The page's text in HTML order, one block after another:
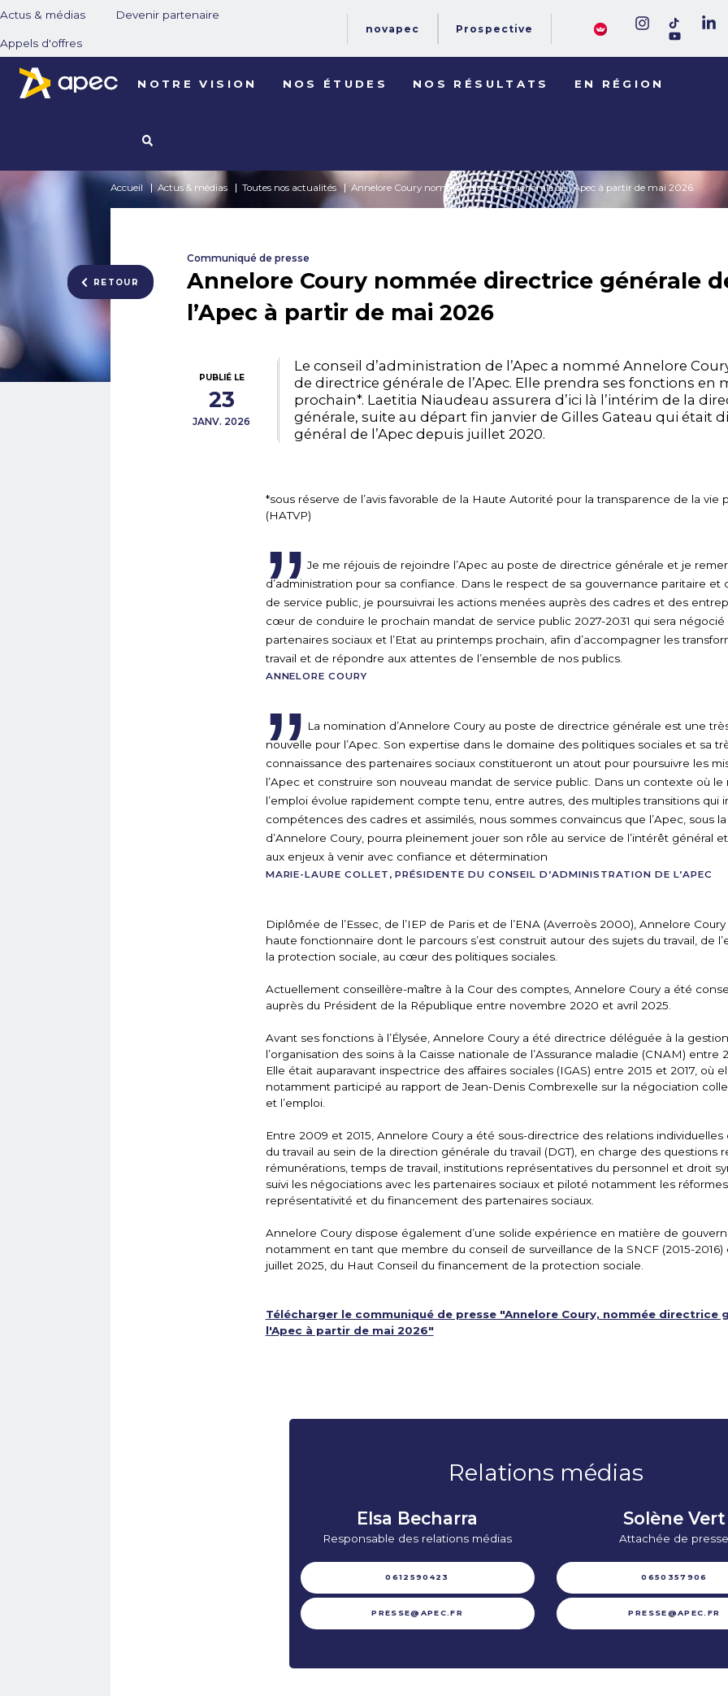
Actus & médias Devenir partenaire
Appels d'offres
novapec Prospective
NOTRE VISION NOS ÉTUDES NOS RÉSULTATS EN RÉGION
Accueil Actus & médias Toutes nos actualités Annelore Coury nommée directrice générale de l’Apec à partir de mai 2026
RETOUR
Communiqué de presse
Annelore Coury nommée directrice générale
l’Apec à partir de mai 2026
PUBLIÉ LE
23
JANV. 2026
Le conseil d’administration de l’Apec a nommé Annelore
de directrice générale de l’Apec. Elle prendra ses fonctions en
prochain*. Laetitia Niaudeau assurera d’ici là l’intérim de la
générale, suite au départ fin janvier de Gilles Gateau qui était
général de l’Apec depuis juillet 2020.
*sous réserve de l’avis favorable de la Haute Autorité pour la transparence de la vie
(HATVP)
Je me réjouis de rejoindre l’Apec au poste de directrice générale et je
d’administration pour sa confiance. Dans le respect de sa gouvernance paritaire et
de service public, je poursuivrai les actions menées auprès des cadres et des
cœur de conduire le prochain mandat de service public 2027-2031 qui sera
partenaires sociaux et l’Etat au printemps prochain, afin d’accompagner les
travail et de répondre aux attentes de l’ensemble de nos publics.
ANNELORE COURY
La nomination d’Annelore Coury au poste de directrice générale est une
nouvelle pour l’Apec. Son expertise dans le domaine des politiques sociales et sa
connaissance des partenaires sociaux constitueront un atout pour poursuivre les
l’Apec et construire son nouveau mandat de service public. Dans un contexte où le
l’emploi évolue rapidement compte tenu, entre autres, des multiples transitions qui
compétences des cadres et assimilés, nous sommes convaincus que l’Apec, sous
d’Annelore Coury, pourra pleinement jouer son rôle au service de l’intérêt général
aux enjeux à venir avec confiance et détermination
MARIE-LAURE COLLET, PRÉSIDENTE DU CONSEIL D’ADMINISTRATION DE L’APEC
Diplômée de l’Essec, de l’IEP de Paris et de l’ENA (Averroès 2000), Annelore
haute fonctionnaire dont le parcours s’est construit autour des sujets du travail, de
la protection sociale, au cœur des politiques sociales.
Actuellement conseillère-maître à la Cour des comptes, Annelore Coury a été
auprès du Président de la République entre novembre 2020 et avril 2025.
Avant ses fonctions à l’Élysée, Annelore Coury a été directrice déléguée à la
l’organisation des soins à la Caisse nationale de l’Assurance maladie (CNAM) entre
Elle était auparavant inspectrice des affaires sociales (IGAS) entre 2015 et 2017, où
notamment participé au rapport de Jean-Denis Combrexelle sur la négociation
et l’emploi.
Entre 2009 et 2015, Annelore Coury a été sous-directrice des relations individuelles
du travail au sein de la direction générale du travail (DGT), en charge des questions
rémunérations, temps de travail, institutions représentatives du personnel et droit
suivi les négociations avec les partenaires sociaux et piloté notamment les
représentativité et du financement des partenaires sociaux.
Annelore Coury dispose également d’une solide expérience en matière de
notamment en tant que membre du conseil de surveillance de la SNCF (2015-2016)
juillet 2025, du Haut Conseil du financement de la protection sociale.
Télécharger le communiqué de presse "Annelore Coury, nommée directrice
l'Apec à partir de mai 2026"
Relations médias
Elsa Becharra
Responsable des relations médias
0612590423
PRESSE@APEC.FR
Solène Vert
Attachée de
0650357906
PRESSE@APEC.FR